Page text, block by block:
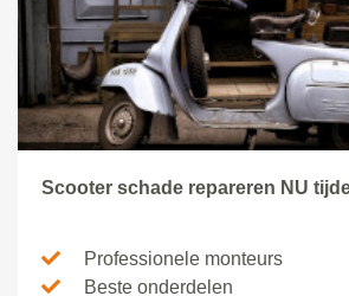
Scooter schade repareren NU
Professionele monteurs
Beste onderdelen